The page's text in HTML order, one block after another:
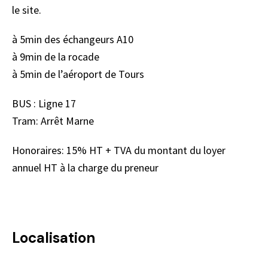
le site.
à 5min des échangeurs A10
à 9min de la rocade
à 5min de l’aéroport de Tours
BUS : Ligne 17
Tram: Arrêt Marne
Honoraires: 15% HT + TVA du montant du loyer
annuel HT à la charge du preneur
Localisation